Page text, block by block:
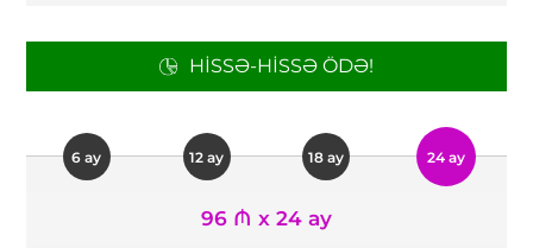
HISSƏ-HISSƏ ÖDƏ!
6 ay 12 ay 18 ay 24 ay
96 ₼ x 24 ay